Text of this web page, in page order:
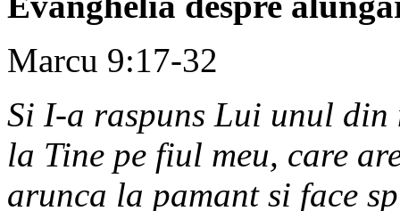
Marcu 9:17-32
Si I-a raspuns Lui unul
la Tine pe fiul meu, care
arunca la pamant si face